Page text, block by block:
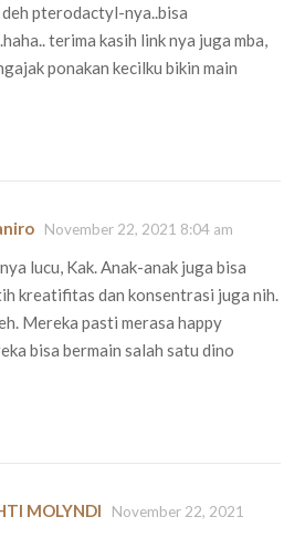
pterodactyl-nya..bisa
terima kasih link nya juga mba,
ponakan kecilku bikin main
November 22, 2021 8:04 am
lucu, Kak. Anak-anak juga bisa
kreatifitas dan konsentrasi juga nih.
Mereka pasti merasa happy
bisa bermain salah satu dino
MOLYNDI
November 22, 2021